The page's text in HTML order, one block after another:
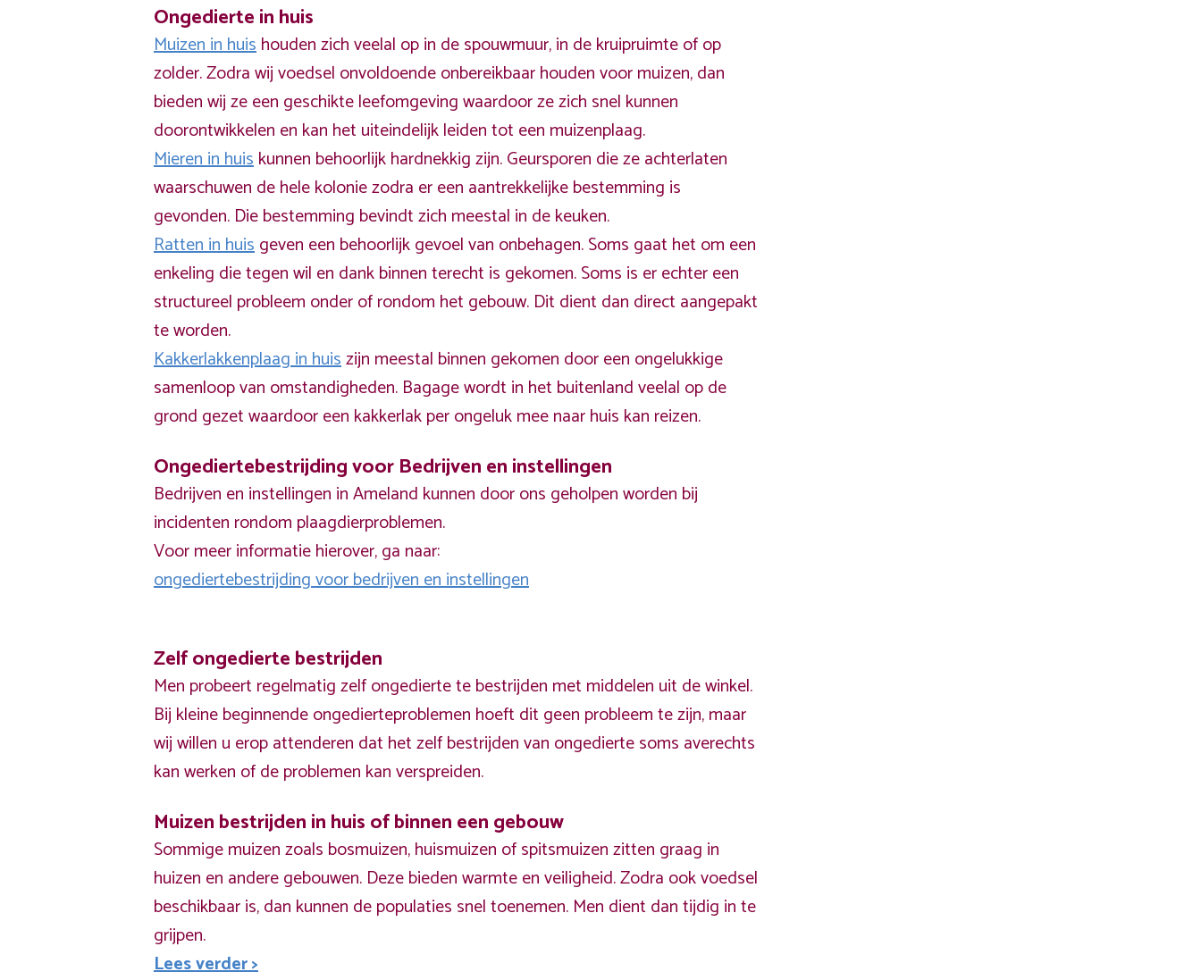
Ongedierte in huis
Muizen in huishouden zich veelal op in de spouwmuur, in de kruipruimte of op
zolder. Zodra wij voedsel onvoldoende onbereikbaar houden voor muizen, dan
bieden wij ze een geschikte leefomgeving waardoor ze zich snel kunnen
doorontwikkelen en kan het uiteindelijk leiden tot een muizenplaag.
Mieren in huiskunnen behoorlijk hardnekkig zijn. Geursporen die ze achterlaten
waarschuwen de hele kolonie zodra er een aantrekkelijke bestemming is
gevonden. Die bestemming bevindt zich meestal in de keuken.
Ratten in huisgeven een behoorlijk gevoel van onbehagen. Soms gaat het om een
enkeling die tegen wil en dank binnen terecht is gekomen. Soms is er echter een
structureel probleem onder of rondom het gebouw. Dit dient dan direct aangepakt
te worden.
Kakkerlakkenplaag in huiszijn meestal binnen gekomen door een ongelukkige
samenloop van omstandigheden. Bagage wordt in het buitenland veelal op de
grond gezet waardoor een kakkerlak per ongeluk mee naar huis kan reizen.
Ongediertebestrijding voor Bedrijven en instellingen
Bedrijven en instellingen in Ameland kunnen door ons geholpen worden bij
incidenten rondom plaagdierproblemen.
Voor meer informatie hierover, ga naar:
ongediertebestrijding voor bedrijven en instellingen
Zelf ongedierte bestrijden
Men probeert regelmatig zelf ongedierte te bestrijden met middelen uit de winkel.
Bij kleine beginnende ongedierteproblemen hoeft dit geen probleem te zijn, maar
wij willen u erop attenderen dat het zelf bestrijden van ongedierte soms averechts
kan werken of de problemen kan verspreiden.
Muizen bestrijden in huis of binnen een gebouw
Sommige muizen zoals bosmuizen, huismuizen of spitsmuizen zitten graag in
huizen en andere gebouwen. Deze bieden warmte en veiligheid. Zodra ook voedsel
beschikbaar is, dan kunnen de populaties snel toenemen. Men dient dan tijdig in te
grijpen.
Lees verder >